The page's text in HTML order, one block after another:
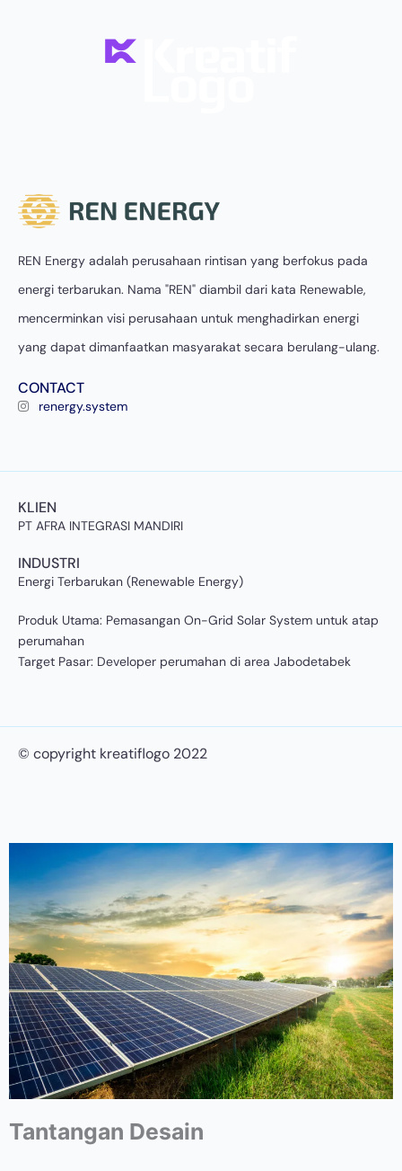
REN Energy adalah perusahaan rintisan yang berfokus pada
energi terbarukan. Nama "REN" diambil dari kata Renewable,
mencerminkan visi perusahaan untuk menghadirkan energi
yang dapat dimanfaatkan masyarakat secara berulang-ulang.
CONTACT
renergy.system
KLIEN
PT AFRA INTEGRASI MANDIRI
INDUSTRI
Energi Terbarukan (Renewable Energy)
Produk Utama: Pemasangan On-Grid Solar System untuk atap
perumahan
Target Pasar: Developer perumahan di area Jabodetabek
© copyright kreatiflogo 2022
Tantangan Desain